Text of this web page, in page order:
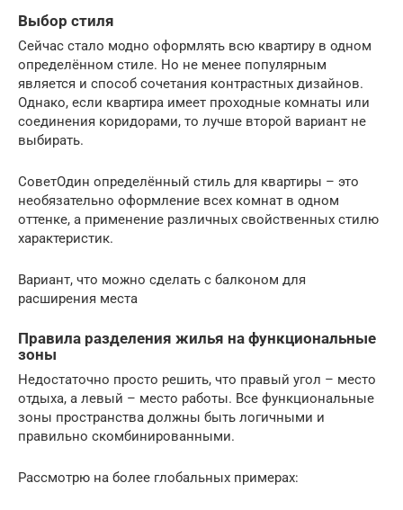
Выбор стиля
Сейчас стало модно оформлять всю квартиру в одном
определённом стиле. Но не менее популярным
является и способ сочетания контрастных дизайнов.
Однако, если квартира имеет проходные комнаты или
соединения коридорами, то лучше второй вариант не
выбирать.
СоветОдин определённый стиль для квартиры – это
необязательно оформление всех комнат в одном
оттенке, а применение различных свойственных стилю
характеристик.
Вариант, что можно сделать с балконом для
расширения места
Правила разделения жилья на функциональные
зоны
Недостаточно просто решить, что правый угол – место
отдыха, а левый – место работы. Все функциональные
зоны пространства должны быть логичными и
правильно скомбинированными.
Рассмотрю на более глобальных примерах: